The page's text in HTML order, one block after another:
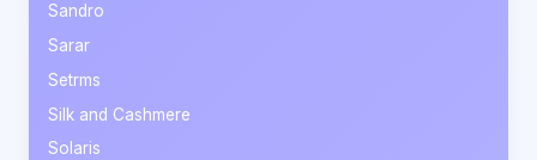
Sandro
Sarar
Setrms
Silk and Cashmere
Solaris